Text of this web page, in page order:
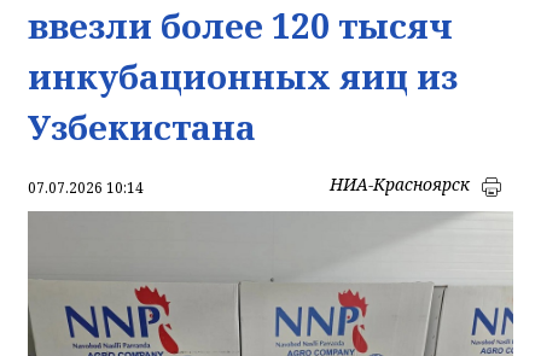
ввезли более 120 тысяч
инкубационных яиц из
Узбекистана
07.07.2026 10:14 НИА-Красноярск